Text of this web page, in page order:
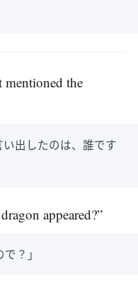
the
出したのは、誰です
appeared?”
？」